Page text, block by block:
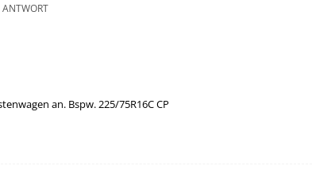
ANTWORT
an. Bspw. 225/75R16C CP